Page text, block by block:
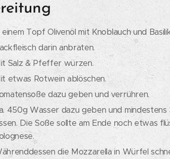
einem Topf Olivenöl mit Knoblauch und
darin anbraten.
Salz & Pfeffer würzen.
etwas Rotwein ablöschen.
dazu geben und verrühren.
450g Wasser dazu geben und
Die Soße sollte am Ende noch etwas
die Mozzarella in Würfel